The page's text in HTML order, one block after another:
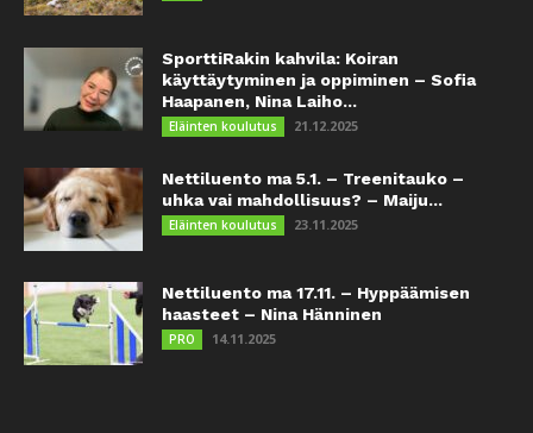
SporttiRakin kahvila: Koiran
käyttäytyminen ja oppiminen – Sofia
Haapanen, Nina Laiho...
Eläinten koulutus 21.12.2025
Nettiluento ma 5.1. – Treenitauko –
uhka vai mahdollisuus? – Maiju...
Eläinten koulutus 23.11.2025
Nettiluento ma 17.11. – Hyppäämisen
haasteet – Nina Hänninen
PRO 14.11.2025